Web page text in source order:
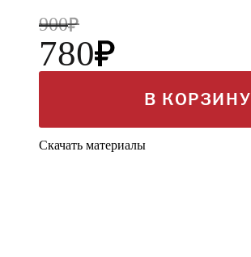
900
780
В КОРЗИНУ
Скачать материалы